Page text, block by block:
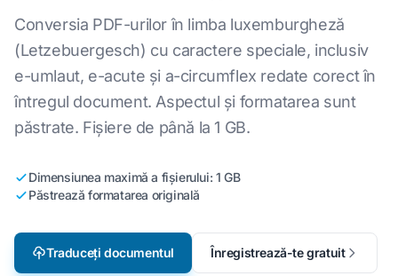
Conversia PDF-urilor în limba luxemburgheză
(Letzebuergesch) cu caractere speciale, inclusiv
e-umlaut, e-acute și a-circumflex redate corect în
întregul document. Aspectul și formatarea sunt
păstrate. Fișiere de până la 1 GB.
Dimensiunea maximă a fișierului: 1 GB
Păstrează formatarea originală
Traduceți documentul Înregistrează-te gratuit